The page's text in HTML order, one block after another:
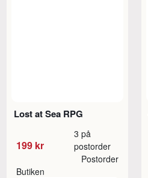
Lost at Sea RPG
199 kr
3 på
postorder
Butiken
Postorder